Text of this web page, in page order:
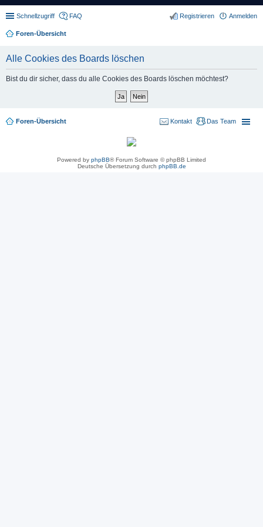
Schnellzugriff FAQ Anmelden
Registrieren
Foren-Übersicht
Alle Cookies des Boards löschen
Bist du dir sicher, dass du alle Cookies des Boards löschen möchtest?
Foren-Übersicht Das Team
Kontakt
Powered by phpBB® Forum Software © phpBB Limited
Deutsche Übersetzung durch phpBB.de